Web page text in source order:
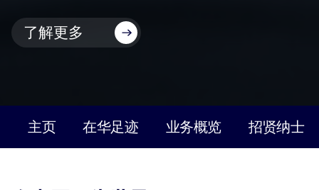
了解更多
主页 在华足迹 业务概览 招贤纳士